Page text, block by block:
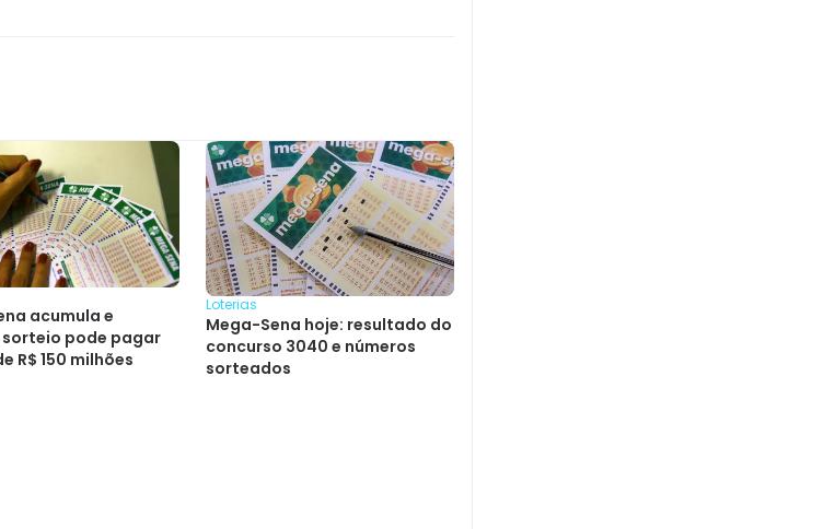
acumula e
pode pagar
R$ 150 milhões
Loterias
Mega-Sena hoje: resultado do
concurso 3040 e números
sorteados